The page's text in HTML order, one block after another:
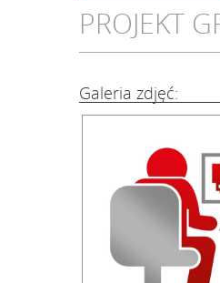
PROJEKT
Galeria zdjęć: